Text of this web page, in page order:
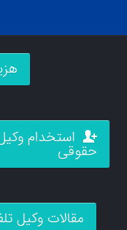
استخدام
حقوقی
مقالات وکیل